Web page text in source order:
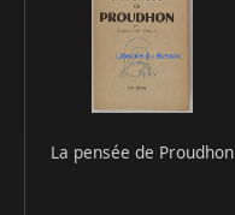
La pensée de Proudhon